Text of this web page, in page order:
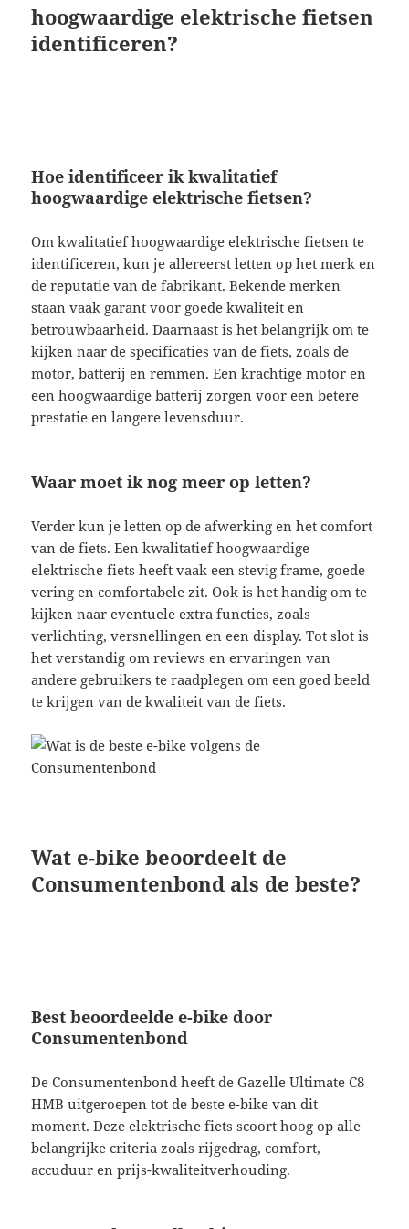
hoogwaardige elektrische fietsen
identificeren?
Hoe identificeer ik kwalitatief
hoogwaardige elektrische fietsen?
Om kwalitatief hoogwaardige elektrische fietsen te
identificeren, kun je allereerst letten op het merk en
de reputatie van de fabrikant. Bekende merken
staan vaak garant voor goede kwaliteit en
betrouwbaarheid. Daarnaast is het belangrijk om te
kijken naar de specificaties van de fiets, zoals de
motor, batterij en remmen. Een krachtige motor en
een hoogwaardige batterij zorgen voor een betere
prestatie en langere levensduur.
Waar moet ik nog meer op letten?
Verder kun je letten op de afwerking en het comfort
van de fiets. Een kwalitatief hoogwaardige
elektrische fiets heeft vaak een stevig frame, goede
vering en comfortabele zit. Ook is het handig om te
kijken naar eventuele extra functies, zoals
verlichting, versnellingen en een display. Tot slot is
het verstandig om reviews en ervaringen van
andere gebruikers te raadplegen om een goed beeld
te krijgen van de kwaliteit van de fiets.
Wat e-bike beoordeelt de
Consumentenbond als de beste?
Best beoordeelde e-bike door
Consumentenbond
De Consumentenbond heeft de Gazelle Ultimate C8
HMB uitgeroepen tot de beste e-bike van dit
moment. Deze elektrische fiets scoort hoog op alle
belangrijke criteria zoals rijgedrag, comfort,
accuduur en prijs-kwaliteitverhouding.